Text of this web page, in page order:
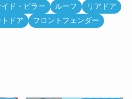
イド・ピラー ルーフ
リアドア
ドア フロントフェンダー